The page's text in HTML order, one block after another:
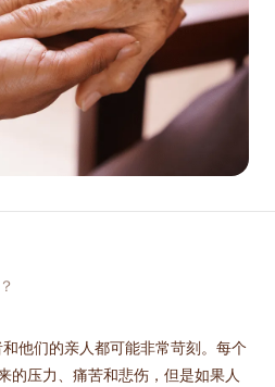
他们的亲人都可能非常苛刻。每个
的压力、痛苦和悲伤，但是如果人